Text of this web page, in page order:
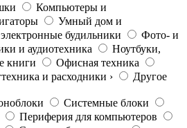
Компьютеры и
Умный дом и
будильники
Фото- и
и аудиотехника
Ноутбуки,
книги
Офисная техника
и расходники ›
Другое
Системные блоки
Периферия для компьютеров